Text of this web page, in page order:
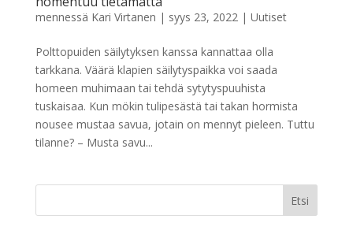
mennessä Kari Virtanen | syys 23, 2022| Uutiset
Polttopuiden säilytyksen kanssa kannattaa olla
tarkkana. Väärä klapien säilytyspaikka voi saada
homeen muhimaan tai tehdä sytytyspuuhista
tuskaisaa. Kun mökin tulipesästä tai takan hormista
nousee mustaa savua, jotain on mennyt pieleen. Tuttu
tilanne? – Musta savu...
Etsi